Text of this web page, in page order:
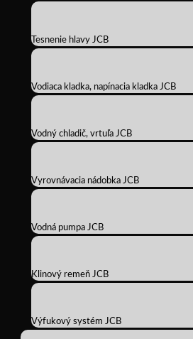
Tesnenie hlavy JCB
Vodiaca kladka, napínacia kladka JCB
Vodný chladič, vrtuľa JCB
Vyrovnávacia nádobka JCB
Vodná pumpa JCB
Klinový remeň JCB
Výfukový systém JCB